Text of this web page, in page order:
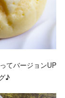
てバージョンUP
♪